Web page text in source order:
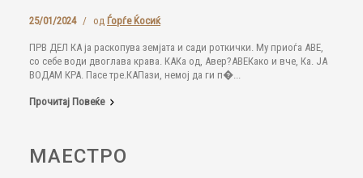
25/01/2024 / од Ѓорѓе Ќосиќ
ПРВ ДЕЛ КА ја раскопува земјата и сади роткички. Му приоѓа АВЕ,
со себе води двоглава крава. КАКа од, Авер?АВЕКако и вче, Ка. ЈА
ВОДАМ КРА. Пасе тре.КАПази, немој да ги п�...
Прочитај Повеќе
МАЕСТРО